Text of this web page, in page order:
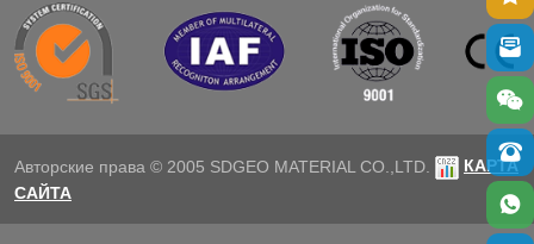
Авторские права © 2005 SDGEO MATERIAL CO.,LTD.
КАРТА
САЙТА